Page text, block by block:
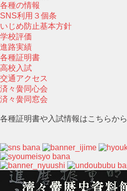
各種の情報
SNS利用３個条
いじめ防止基本方針
学校評価
進路実績
各種証明書
高校入試
交通アクセス
済々黌同心会
済々黌同窓会
各種証明書や入試情報はこちらから